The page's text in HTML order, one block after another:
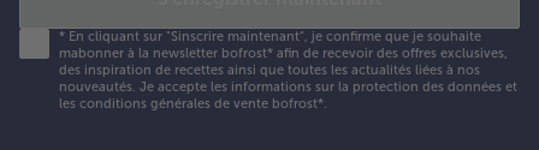
* En cliquant sur "Sinscrire maintenant", je confirme que je souhaite
mabonner à la newsletter bofrost* afin de recevoir des offres exclusives,
des inspiration de recettes ainsi que toutes les actualités liées à nos
nouveautés. Je accepte les informations sur la protection des données et
les conditions générales de vente bofrost*.